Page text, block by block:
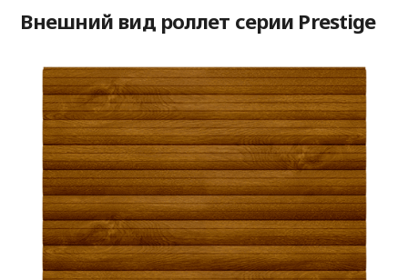
Внешний вид роллет серии Prestige